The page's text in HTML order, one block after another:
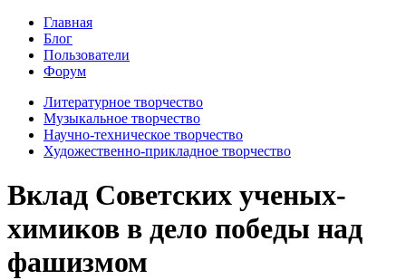
Главная
Блог
Пользователи
Форум
Литературное творчество
Музыкальное творчество
Научно-техническое творчество
Художественно-прикладное творчество
Вклад Советских ученых-
химиков в дело победы над
фашизмом